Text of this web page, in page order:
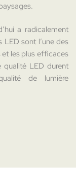
a radicalement
LED sont l’une des
et les plus efficaces
qualité LED durent
de lumière